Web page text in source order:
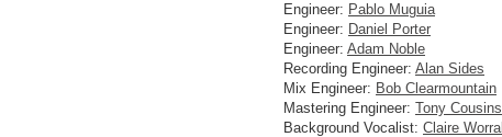
Engineer: Pablo Muguia
Engineer: Daniel Porter
Engineer: Adam Noble
Recording Engineer: Alan Sides
Mix Engineer: Bob Clearmountain
Mastering Engineer: Tony Cousins
Background Vocalist: Claire Worral